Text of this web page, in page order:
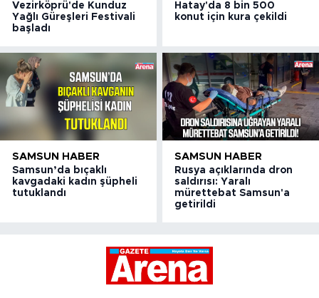
Vezirköprü'de Kunduz
Yağlı Güreşleri Festivali
başladı
Hatay'da 8 bin 500
konut için kura çekildi
SAMSUN HABER
Samsun’da bıçaklı
kavgadaki kadın şüpheli
tutuklandı
SAMSUN HABER
Rusya açıklarında dron
saldırısı: Yaralı
mürettebat Samsun'a
getirildi